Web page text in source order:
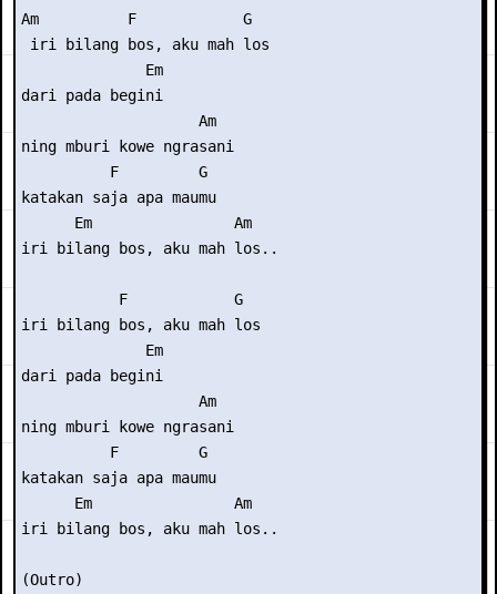
Am          F            G
iri bilang bos, aku mah los
              Em
dari pada begini
                    Am
ning mburi kowe ngrasani
          F         G
katakan saja apa maumu
      Em                Am
iri bilang bos, aku mah los..
           F            G
iri bilang bos, aku mah los
              Em
dari pada begini
                    Am
ning mburi kowe ngrasani
          F         G
katakan saja apa maumu
      Em                Am
iri bilang bos, aku mah los..
(Outro)